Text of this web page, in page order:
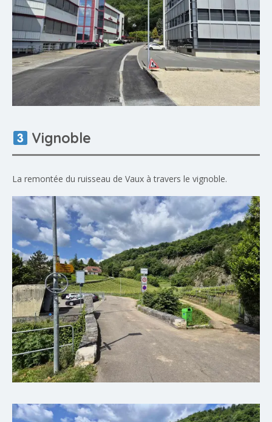
Vignoble
La remontée du ruisseau de Vaux à travers le vignoble.